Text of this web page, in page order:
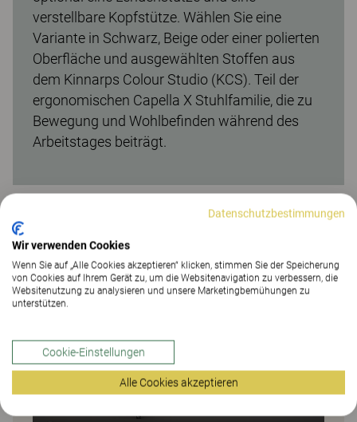
verstellbare Kopfstütze. Wählen Sie eine
Variante in Schwarz, Beige oder einer polierten
Oberfläche und ausgewählten Stoffen aus
dem Kinnarps Colour Studio (KCS). Teil der
ergonomischen Capella X Stuhlfamilie, die zu
Bewegung und Wohlbefinden während des
Arbeitstages beiträgt.
Anleitung
Datenschutzbestimmungen
Wir verwenden Cookies
Wenn Sie auf „Alle Cookies akzeptieren“ klicken, stimmen Sie der Speicherung
von Cookies auf Ihrem Gerät zu, um die Websitenavigation zu verbessern, die
Websitenutzung zu analysieren und unsere Marketingbemühungen zu
unterstützen.
Cookie-Einstellungen
Alle Cookies akzeptieren